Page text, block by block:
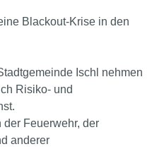
Blackout-Krise in den
Ischl nehmen
Risiko- und
Feuerwehr, der
anderer